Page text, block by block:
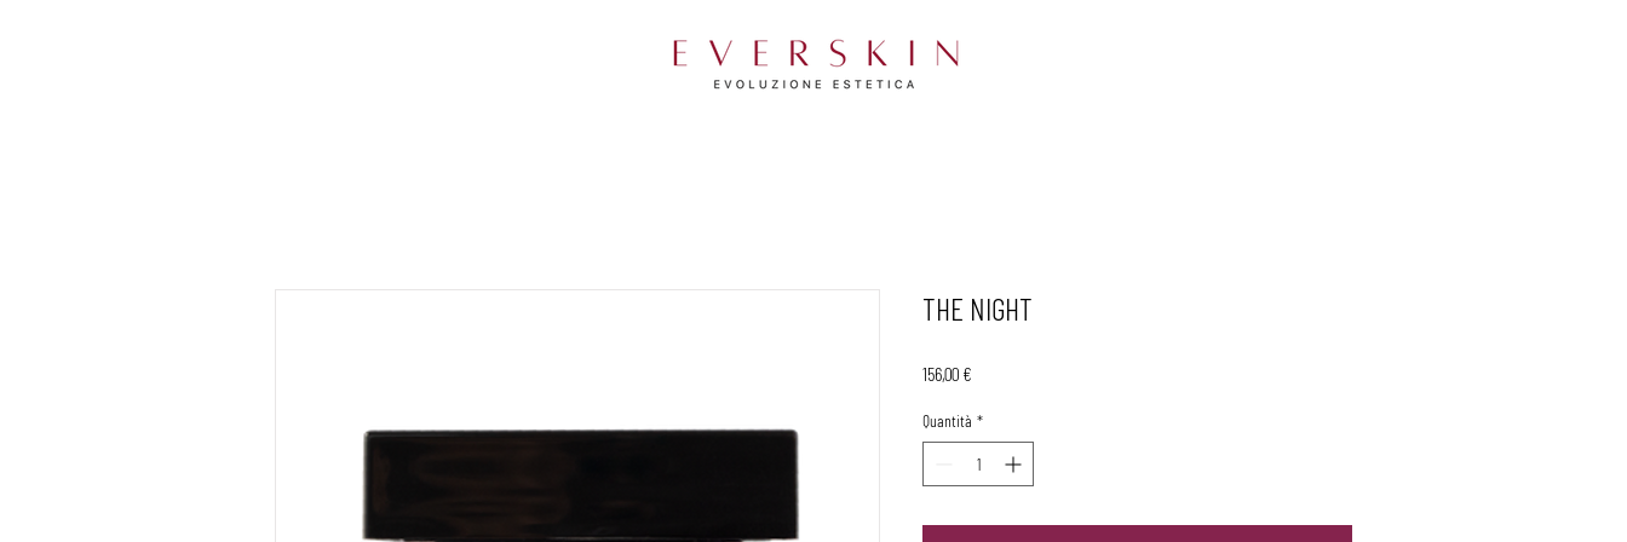
THE NIGHT
156,00 €
Quantità *